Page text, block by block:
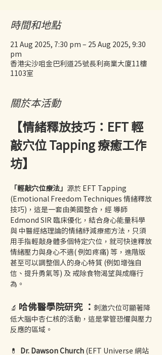
時間和地點
21 Aug 2025, 7:30 pm – 25 Aug 2025, 9:30
pm
香港尖沙咀金巴利道25號長利商業大廈11樓
1103室
關於本活動
【情緒釋放技巧：EFT 輕
敲穴位 Tapping 療癒工作
坊】
「輕敲穴位療法」 源於 EFT Tapping
(Emotional Freedom Techniques 情緒釋放
技巧)，這是一套由美國整合，經 導師
Edmond SIR 臨床優化，結合身心能量科學
與 中醫經絡理論的情緒紓減療癒方法，只須
用手指輕敲身體多個特定穴位，就可快速釋放
情緒壓力與身心不適( 例如疼痛) 等，進階版
甚至可以調整個人的身心特質 (例如增強自
信、提升勇氣等) 及 戒除食物渴望與成癮行
為。
🔬 哈佛醫學院研究 ： 刺激穴位可顯著降
低大腦中杏仁核的活動，這是掌管恐懼與壓力
反應的區域。
💊 Dr. Dawson Church (EFT Universe 網站